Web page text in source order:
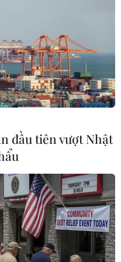
đầu tiên vượt Nhật